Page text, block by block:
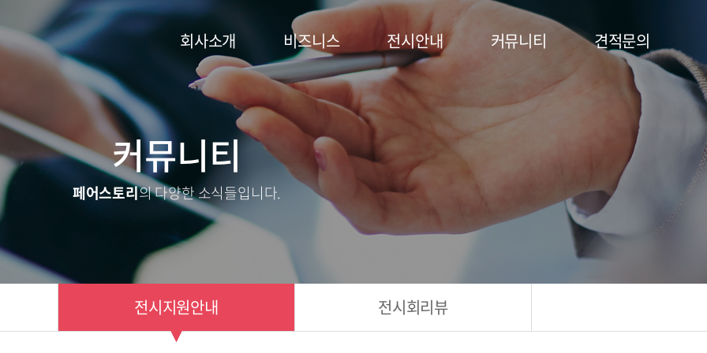
회사소개 비즈니스 전시안내 커뮤니티 견적문의
커뮤니티
페어스토리의 다양한 소식들입니다.
전시지원안내 전시회리뷰